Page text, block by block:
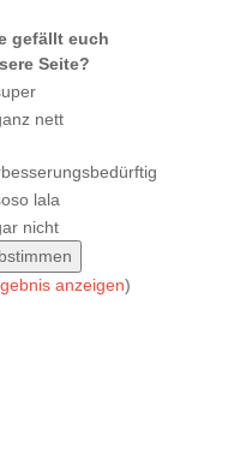
gefällt euch
Seite?
nett
lala
nicht
anzeigen)